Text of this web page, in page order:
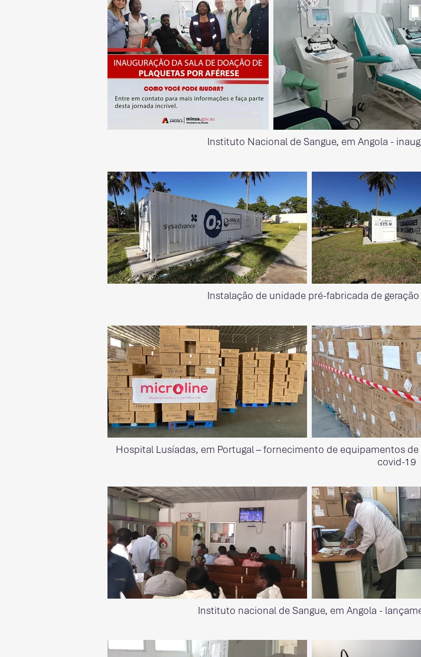
Instituto Nacional de Sangue, em Angola -
Instalação de unidade pré-fabricada de
Hospital Lusíadas, em Portugal – fornecimento de equipamentos
covid-19
Instituto nacional de Sangue, em Angola -